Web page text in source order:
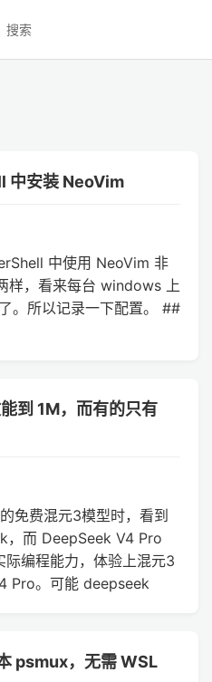
搜索
安装 NeoVim
中使用 NeoVim 非
样，看来每台 windows 上
。所以记录一下配置。 ##
到 1M，而有的只有
免费混元3模型时，看到
，而 DeepSeek V4 Pro
编程能力，体验上混元3
Pro。可能 deepseek
psmux，无需 WSL